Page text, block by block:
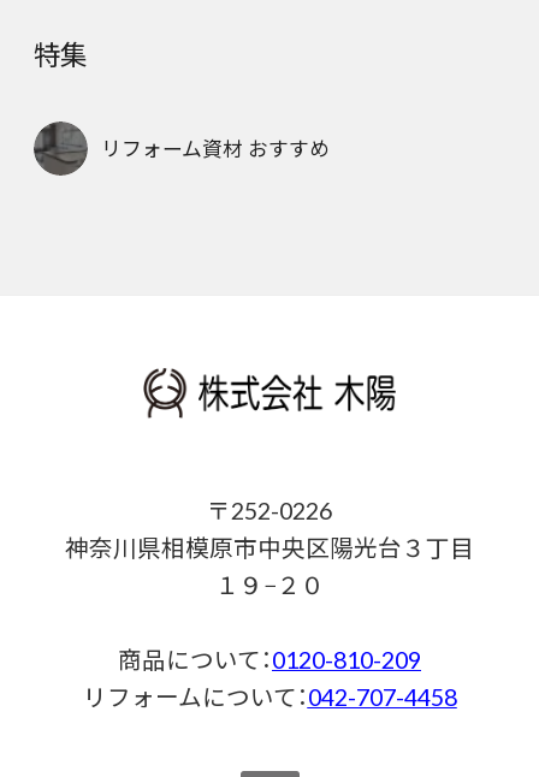
特集
リフォーム資材 おすすめ
〒252-0226
神奈川県相模原市中央区陽光台３丁目
１９−２０
商品について：0120-810-209
リフォームについて：042-707-4458